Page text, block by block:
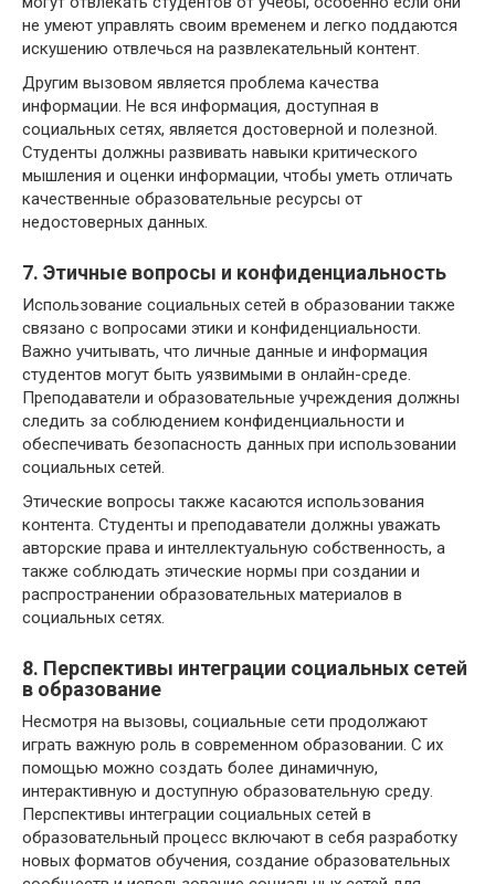
не умеют управлять своим временем и легко поддаются
искушению отвлечься на развлекательный контент.
Другим вызовом является проблема качества
информации. Не вся информация, доступная в
социальных сетях, является достоверной и полезной.
Студенты должны развивать навыки критического
мышления и оценки информации, чтобы уметь отличать
качественные образовательные ресурсы от
недостоверных данных.
7. Этичные вопросы и конфиденциальность
Использование социальных сетей в образовании также
связано с вопросами этики и конфиденциальности.
Важно учитывать, что личные данные и информация
студентов могут быть уязвимыми в онлайн-среде.
Преподаватели и образовательные учреждения должны
следить за соблюдением конфиденциальности и
обеспечивать безопасность данных при использовании
социальных сетей.
Этические вопросы также касаются использования
контента. Студенты и преподаватели должны уважать
авторские права и интеллектуальную собственность, а
также соблюдать этические нормы при создании и
распространении образовательных материалов в
социальных сетях.
8. Перспективы интеграции социальных сетей
в образование
Несмотря на вызовы, социальные сети продолжают
играть важную роль в современном образовании. С их
помощью можно создать более динамичную,
интерактивную и доступную образовательную среду.
Перспективы интеграции социальных сетей в
образовательный процесс включают в себя разработку
новых форматов обучения, создание образовательных